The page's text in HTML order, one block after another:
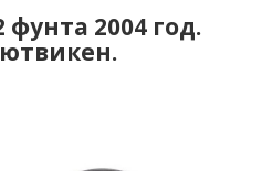
2004 год.